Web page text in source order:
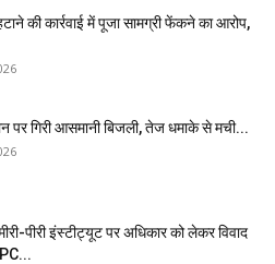
की कार्रवाई में पूजा सामग्री फेंकने का आरोप,
पर गिरी आसमानी बिजली, तेज धमाके से मची...
पीरी इंस्टीट्यूट पर अधिकार को लेकर विवाद